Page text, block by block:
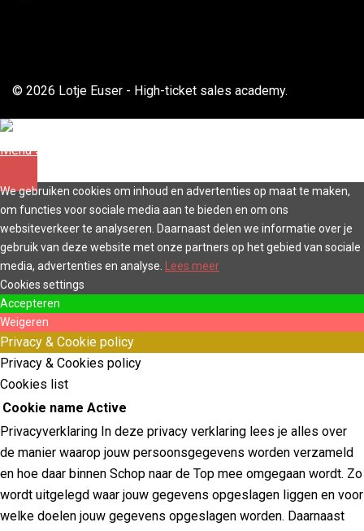
© 2026 Lotje Euser - High-ticket sales academy.
Menu sluiten
We gebruiken cookies om inhoud en advertenties op maat te maken,
om functies voor sociale media aan te bieden en om ons
websiteverkeer te analyseren. Daarnaast delen we informatie over je
gebruik van deze website met onze partners op het gebied van sociale
media, advertenties en analyse.
Lees meer
Cookies settings
Accepteren
Weigeren
Privacy & Cookie policy
Privacy & Cookies policy
Cookies list
Cookie name Active
Privacyverklaring In deze privacy verklaring lees je alles over
de manier waarop jouw persoonsgegevens worden verzameld
en hoe daar binnen Schop naar de Top mee omgegaan wordt. Zo
wordt uitgelegd waar jouw gegevens opgeslagen liggen en voor
welke doelen jouw gegevens opgeslagen worden. Daarnaast